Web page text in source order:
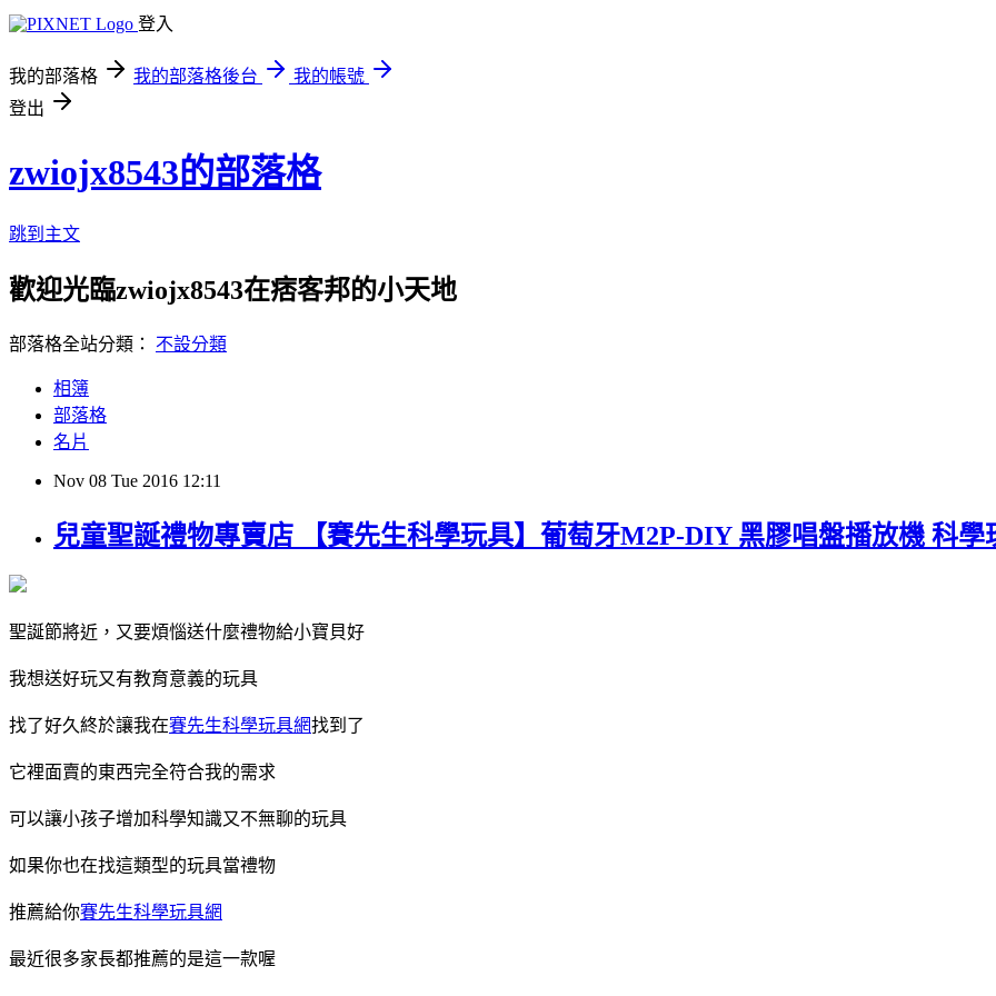
登入
我的部落格 我的部落格後台
我的帳號
登出
zwiojx8543的部落格
跳到主文
歡迎光臨zwiojx8543在痞客邦的小天地
部落格全站分類： 不設分類
相簿
部落格
名片
Nov 08 Tue 2016 12:11
兒童聖誕禮物專賣店 【賽先生科學玩具】葡萄牙M2P-DIY 黑膠唱盤播放機 科學
聖誕節將近，又要煩惱送什麼禮物給小寶貝好
我想送好玩又有教育意義的玩具
找了好久終於讓我在賽先生科學玩具網找到了
它裡面賣的東西完全符合我的需求
可以讓小孩子增加科學知識又不無聊的玩具
如果你也在找這類型的玩具當禮物
推薦給你賽先生科學玩具網
最近很多家長都推薦的是這一款喔